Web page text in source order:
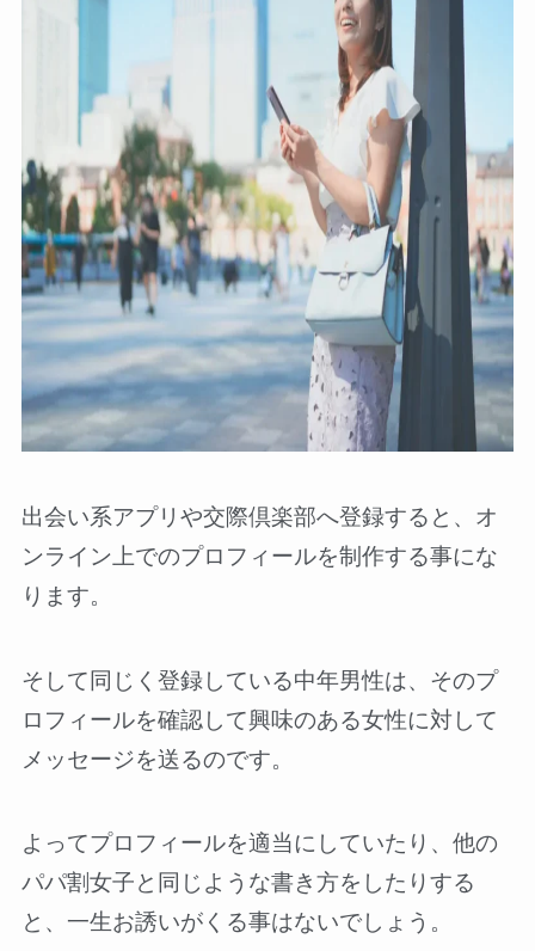
出会い系アプリや交際倶楽部へ登録すると、オ
ンライン上でのプロフィールを制作する事にな
ります。
そして同じく登録している中年男性は、そのプ
ロフィールを確認して興味のある女性に対して
メッセージを送るのです。
よってプロフィールを適当にしていたり、他の
パパ割女子と同じような書き方をしたりする
と、一生お誘いがくる事はないでしょう。